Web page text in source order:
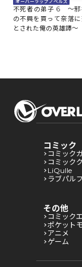
オーバーラップノベルス
不死者の弟子 6 ～邪
の不興を買って奈落
とされた俺の英雄譚～
コミック
コミック
コミック
LiQulle
ラブパル
その他
コミック
ポケット
アニメ
ゲーム